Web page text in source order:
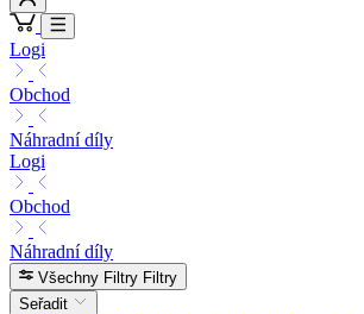
Logi
Obchod
Náhradní díly
Logi
Obchod
Náhradní díly
Všechny Filtry Filtry
Seřadit